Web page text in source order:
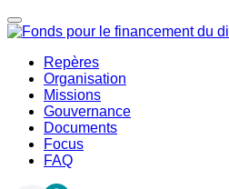
Repères
Organisation
Missions
Gouvernance
Documents
Focus
FAQ